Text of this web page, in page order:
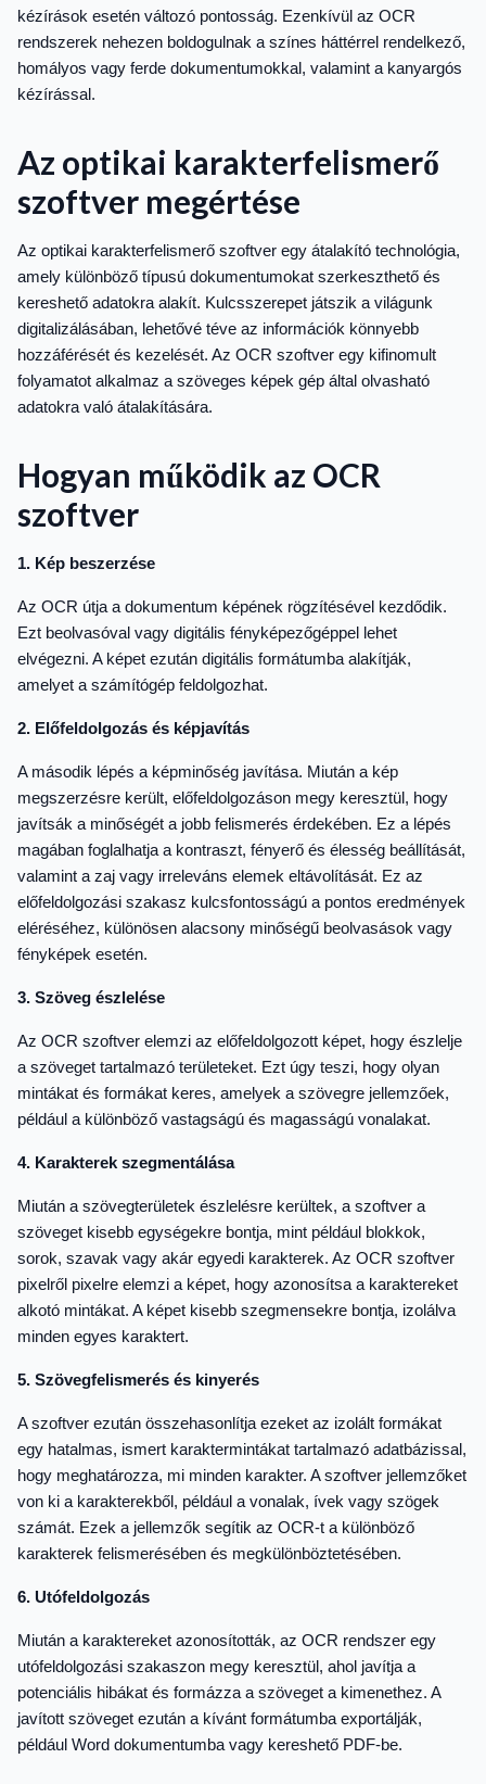
kézírások esetén változó pontosság. Ezenkívül az OCR
rendszerek nehezen boldogulnak a színes háttérrel rendelkező,
homályos vagy ferde dokumentumokkal, valamint a kanyargós
kézírással.
Az optikai karakterfelismerő
szoftver megértése
Az optikai karakterfelismerő szoftver egy átalakító technológia,
amely különböző típusú dokumentumokat szerkeszthető és
kereshető adatokra alakít. Kulcsszerepet játszik a világunk
digitalizálásában, lehetővé téve az információk könnyebb
hozzáférését és kezelését. Az OCR szoftver egy kifinomult
folyamatot alkalmaz a szöveges képek gép által olvasható
adatokra való átalakítására.
Hogyan működik az OCR
szoftver
1. Kép beszerzése
Az OCR útja a dokumentum képének rögzítésével kezdődik.
Ezt beolvasóval vagy digitális fényképezőgéppel lehet
elvégezni. A képet ezután digitális formátumba alakítják,
amelyet a számítógép feldolgozhat.
2. Előfeldolgozás és képjavítás
A második lépés a képminőség javítása. Miután a kép
megszerzésre került, előfeldolgozáson megy keresztül, hogy
javítsák a minőségét a jobb felismerés érdekében. Ez a lépés
magában foglalhatja a kontraszt, fényerő és élesség beállítását,
valamint a zaj vagy irreleváns elemek eltávolítását. Ez az
előfeldolgozási szakasz kulcsfontosságú a pontos eredmények
eléréséhez, különösen alacsony minőségű beolvasások vagy
fényképek esetén.
3. Szöveg észlelése
Az OCR szoftver elemzi az előfeldolgozott képet, hogy észlelje
a szöveget tartalmazó területeket. Ezt úgy teszi, hogy olyan
mintákat és formákat keres, amelyek a szövegre jellemzőek,
például a különböző vastagságú és magasságú vonalakat.
4. Karakterek szegmentálása
Miután a szövegterületek észlelésre kerültek, a szoftver a
szöveget kisebb egységekre bontja, mint például blokkok,
sorok, szavak vagy akár egyedi karakterek. Az OCR szoftver
pixelről pixelre elemzi a képet, hogy azonosítsa a karaktereket
alkotó mintákat. A képet kisebb szegmensekre bontja, izolálva
minden egyes karaktert.
5. Szövegfelismerés és kinyerés
A szoftver ezután összehasonlítja ezeket az izolált formákat
egy hatalmas, ismert karaktermintákat tartalmazó adatbázissal,
hogy meghatározza, mi minden karakter. A szoftver jellemzőket
von ki a karakterekből, például a vonalak, ívek vagy szögek
számát. Ezek a jellemzők segítik az OCR-t a különböző
karakterek felismerésében és megkülönböztetésében.
6. Utófeldolgozás
Miután a karaktereket azonosították, az OCR rendszer egy
utófeldolgozási szakaszon megy keresztül, ahol javítja a
potenciális hibákat és formázza a szöveget a kimenethez. A
javított szöveget ezután a kívánt formátumba exportálják,
például Word dokumentumba vagy kereshető PDF-be.